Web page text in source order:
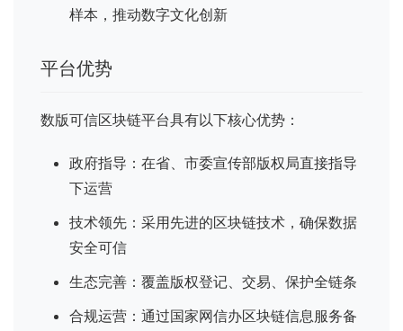
样本，推动数字文化创新
平台优势
数版可信区块链平台具有以下核心优势：
政府指导：在省、市委宣传部版权局直接指导
下运营
技术领先：采用先进的区块链技术，确保数据
安全可信
生态完善：覆盖版权登记、交易、保护全链条
合规运营：通过国家网信办区块链信息服务备